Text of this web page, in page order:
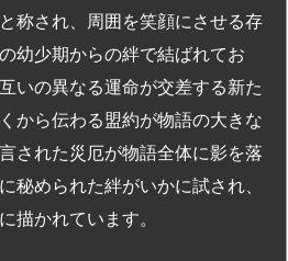
称され、周囲を笑顔にさせる存
幼少期からの絆で結ばれてお
いの異なる運命が交差する新た
から伝わる盟約が物語の大きな
された災厄が物語全体に影を落
秘められた絆がいかに試され、
描かれています。